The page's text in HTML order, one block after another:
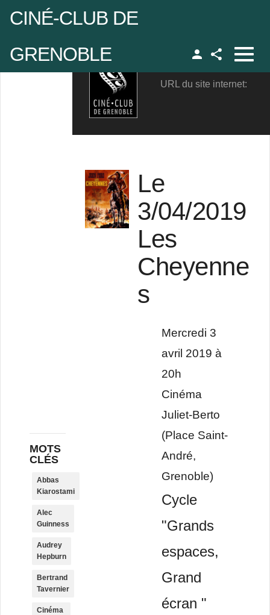
CINÉ-CLUB DE
GRENOBLE
Facebook
URL du site internet:
Le
3/04/2019
Les
Cheyenne
s
Mercredi 3
avril 2019 à
20h
Cinéma
Juliet-Berto
(Place Saint-
André,
Grenoble)
Cycle
"Grands
espaces,
Grand
écran "
MOTS
CLÉS
Abbas
Kiarostami
Alec
Guinness
Audrey
Hepburn
Bertrand
Tavernier
Cinéma
Se rappeler de moi